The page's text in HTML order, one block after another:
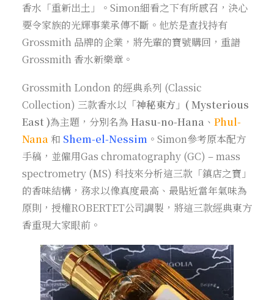
香水「重新出土」。Simon細看之下有所感召，決心
要令家族的光輝事業承傳不斷。他於是查找持有
Grossmith 品牌的企業，將先輩的寶號購回，重譜
Grossmith 香水新樂章。
Grossmith London 的經典系列 (Classic
Collection) 三款香水以 「神秘東方」( Mysterious
East )為主題，分別名為 Hasu-no-Hana 、 Phul-
Nana 和 Shem-el-Nessim 。Simon參考原本配方
手稿，並僱用Gas chromatography (GC) – mass
spectrometry (MS) 科技來分析這三款「鎮店之寶」
的香味結構，務求以像真度最高、最貼近當年氣味為
原則，授權ROBERTET公司調製，將這三款經典東方
香重現大家眼前。